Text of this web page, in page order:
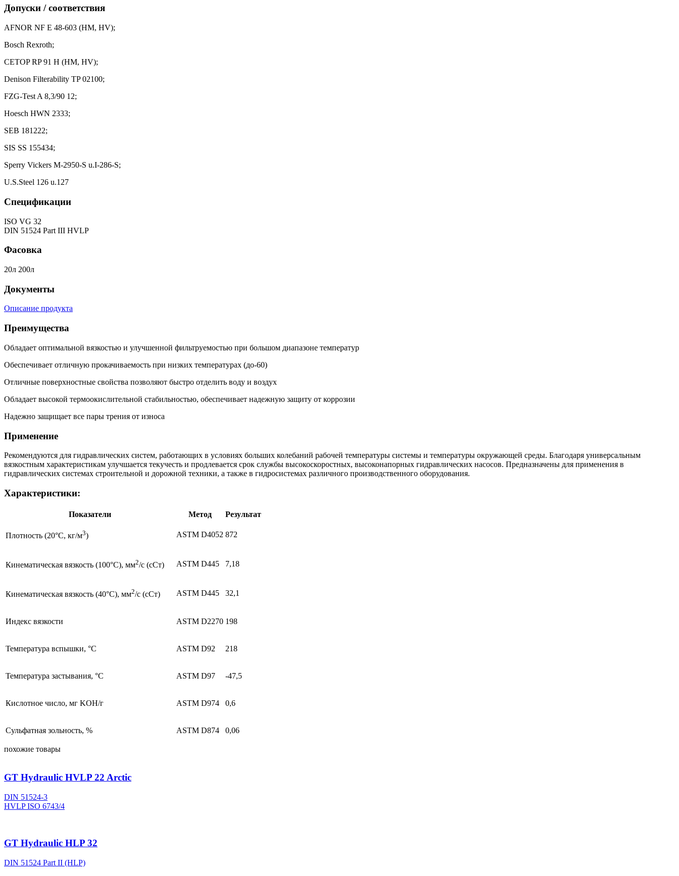
Допуски / соответствия
AFNOR NF E 48-603 (HM, HV);
Bosch Rexroth;
CETOP RP 91 H (HM, HV);
Denison Filterability TP 02100;
FZG-Test A 8,3/90 12;
Hoesch HWN 2333;
SEB 181222;
SIS SS 155434;
Sperry Vickers M-2950-S u.I-286-S;
U.S.Steel 126 u.127
Спецификации
ISO VG 32
DIN 51524 Part III HVLP
Фасовка
20л 200л
Документы
Описание продукта
Преимущества
Обладает оптимальной вязкостью и улучшенной фильтруемостью при большом диапазоне температур
Обеспечивает отличную прокачиваемость при низких температурах (до-60)
Отличные поверхностные свойства позволяют быстро отделить воду и воздух
Обладает высокой термоокислительной стабильностью, обеспечивает надежную защиту от коррозии
Надежно защищает все пары трения от износа
Применение
Рекомендуются для гидравлических систем, работающих в условиях больших колебаний рабочей температуры системы и температуры окружающей среды. Благодаря универсальным
вязкостным характеристикам улучшается текучесть и продлевается срок службы высокоскоростных, высоконапорных гидравлических насосов. Предназначены для применения в
гидравлических системах строительной и дорожной техники, а также в гидросистемах различного производственного оборудования.
Характеристики:
Показатели Метод Результат
Плотность (20°C, кг/м3) ASTM D4052 872
Кинематическая вязкость (100°C), мм2/с (сСт) ASTM D445 7,18
Кинематическая вязкость (40°C), мм2/с (сСт) ASTM D445 32,1
Индекс вязкости ASTM D2270 198
Температура вспышки, °C ASTM D92 218
Температура застывания, °C ASTM D97 -47,5
Кислотное число, мг KOH/г ASTM D974 0,6
Сульфатная зольность, % ASTM D874 0,06
похожие товары
GT Hydraulic HVLP 22 Arctic
DIN 51524-3
HVLP ISO 6743/4
GT Hydraulic HLP 32
DIN 51524 Part II (HLP)